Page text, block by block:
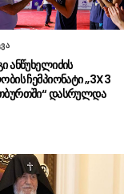
ანწუხელიძის
ჩემპიონატი „3X3
დასრულდა